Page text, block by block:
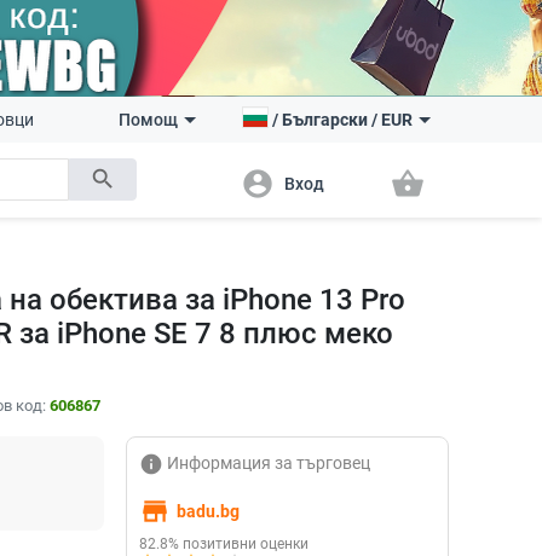
search
Помощ /Български/ EUR
account_circle Вход shopping_basket
обектива за iPhone 13 Pro
за iPhone SE 7 8 плюс меко
код: 606867
info Информация за търговец
store badu.bg
82.8% позитивни оценки